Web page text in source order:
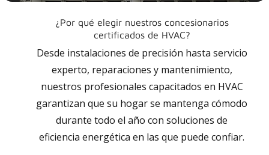
¿Por qué elegir nuestros concesionarios
certificados de HVAC?
Desde instalaciones de precisión hasta servicio
experto, reparaciones y mantenimiento,
nuestros profesionales capacitados en HVAC
garantizan que su hogar se mantenga cómodo
durante todo el año con soluciones de
eficiencia energética en las que puede confiar.